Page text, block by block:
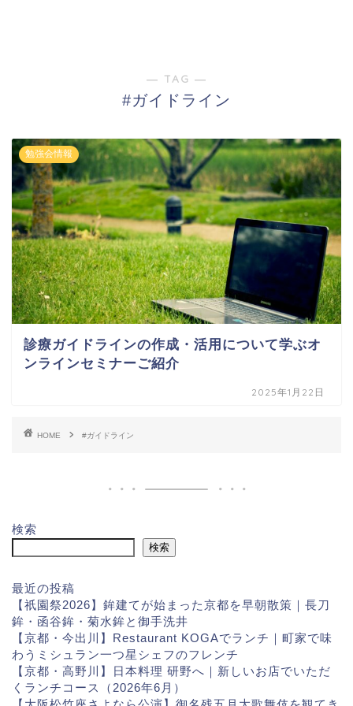
― TAG ―
#ガイドライン
勉強会情報
診療ガイドラインの作成・活用について学ぶオ
ンラインセミナーご紹介
2025年1月22日
HOME #ガイドライン
検索
検索
最近の投稿
【祇園祭2026】鉾建てが始まった京都を早朝散策｜長刀
鉾・函谷鉾・菊水鉾と御手洗井
【京都・今出川】Restaurant KOGAでランチ｜町家で味
わうミシュラン一つ星シェフのフレンチ
【京都・高野川】日本料理 研野へ｜新しいお店でいただ
くランチコース（2026年6月）